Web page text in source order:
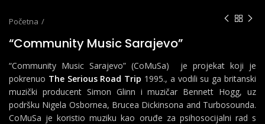
Početna
“Community Music Sarajevo”
“Community Music Sarajevo” (CoMuSa) je projekat koji je
pokrenuo The Serious Road Trip 1995., a vodili su ga britanski
muzički producent Simon Glinn i muzičar Bennett Hogg, uz
podršku Nigela Osbornea, Brucea Dickinsona and Turbosounda.
CoMuSa je koristio muziku kao oruđe za psihosocijalni rad s